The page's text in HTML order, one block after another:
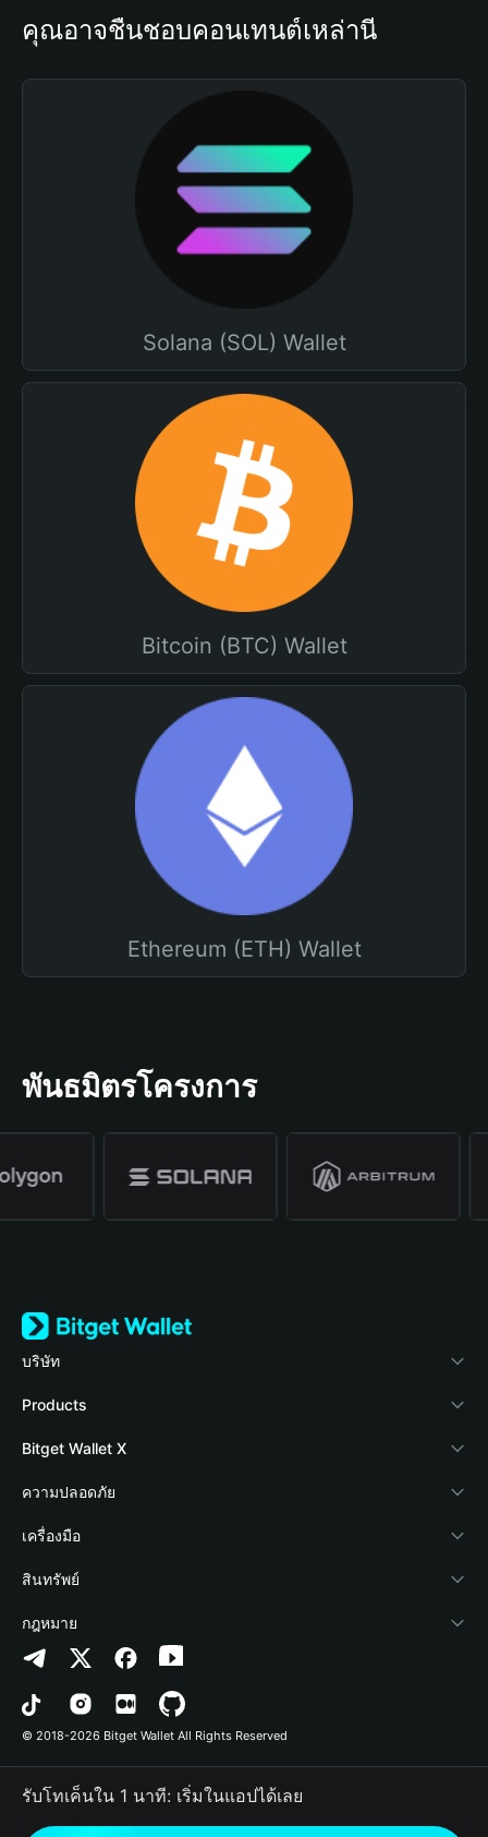
คุณอาจชื่นชอบคอนเทนต์เหล่านี้
Solana (SOL) Wallet
Bitcoin (BTC) Wallet
Ethereum (ETH) Wallet
พันธมิตรโครงการ
บริษัท
เกี่ยวกับ Bitget Wallet
Blog
Academy
ข่าวสารด้านคริปโต
ศูนย์ช่วยเหลือ
ติดต่อเรา
ทรัพยากรข้อมูลของแบรนด์
อาชีพ
Products
Crypto Card
Stablecoin Earn
Payfi Crypto
Crypto Swap API
Altcoin Season Index
Prediction Markets
DApp
RWA
Bitget Wallet X
นักพัฒนา
เชื่อมต่อ Wallet
Bitget Wallet Pay
ลิสต์โปรเจกต์
ความปลอดภัย
Protection Fund
เทคโนโลยีความปลอดภัย
เครื่องมือ
ซื้อคริปโต
การตรวจจับการอนุญาต
การตรวจจับสัญญา
การโอนเป็นชุด
สินทรัพย์
Arbitrum
Avalanche
Bitcoin
Polygon
กฎหมาย
นโยบายความเป็นส่วนตัว
ข้อตกลงในการใช้บริการ
© 2018-2026 Bitget Wallet All Rights Reserved
รับโทเค็นใน 1 นาที: เริ่มในแอปได้เลย